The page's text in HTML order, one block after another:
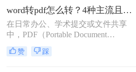
错乱问题。那么word如何转pdf呢？本
文将详细介绍5种高效且常用的Word
转PDF方法，帮助用户根据实际需求
选择最合适的方式。
word转pdf怎么转？4种主流且高效方法详解！
在日常办公、学术提交或文件共享
中，PDF（Portable Document
Format，便携式文档格式）因其卓越
的跨平台一致性、不易编辑的特性和
赞 踩